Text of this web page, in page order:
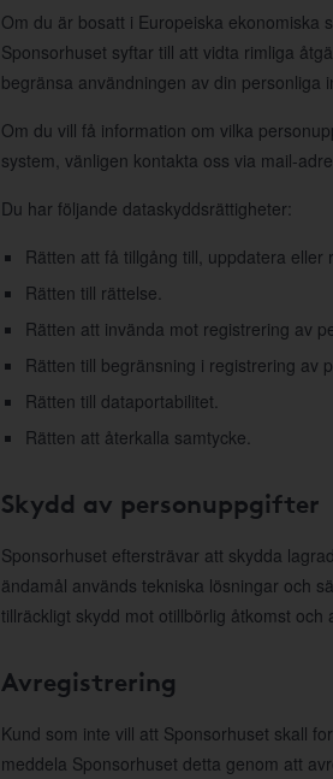
Om du är bosatt i Europeiska ekonomiska
Sponsorhuset syftar till att vidta rimliga
begränsa användningen av din personliga
Om du vill få information om vilka
system, vänligen kontakta oss via mail-
Du har följande dataskyddsrättigheter:
Rätten att få tillgång till, uppdatera
Rätten till rättelse.
Rätten att invända mot registrering av
Rätten till begränsning i registrering av
Rätten till dataportabilitet.
Rätten att återkalla samtycke.
Skydd av personuppgifter
Sponsorhuset eftersträvar att skydda
ändamål används tekniska lösningar och
tillräckligt skydd mot otillbörlig åtkomst och
Avregistrering
Kund som inte vill att Sponsorhuset skall
meddela Sponsorhuset detta genom att